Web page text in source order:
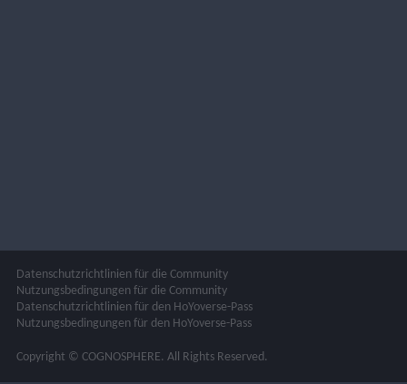
Datenschutzrichtlinien für die Community
Nutzungsbedingungen für die Community
Datenschutzrichtlinien für den HoYoverse-Pass
Nutzungsbedingungen für den HoYoverse-Pass
Copyright © COGNOSPHERE. All Rights Reserved.